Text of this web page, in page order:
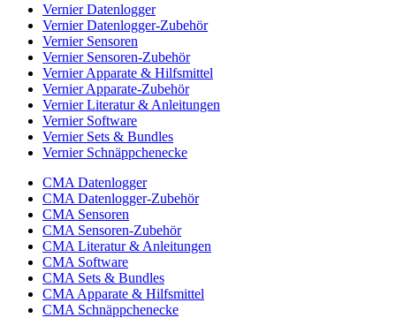
Vernier Datenlogger
Vernier Datenlogger-Zubehör
Vernier Sensoren
Vernier Sensoren-Zubehör
Vernier Apparate & Hilfsmittel
Vernier Apparate-Zubehör
Vernier Literatur & Anleitungen
Vernier Software
Vernier Sets & Bundles
Vernier Schnäppchenecke
CMA Datenlogger
CMA Datenlogger-Zubehör
CMA Sensoren
CMA Sensoren-Zubehör
CMA Literatur & Anleitungen
CMA Software
CMA Sets & Bundles
CMA Apparate & Hilfsmittel
CMA Schnäppchenecke